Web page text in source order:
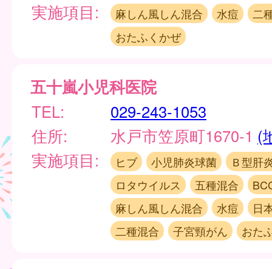
実施項目:
麻しん風しん混合 水痘
二
おたふくかぜ
五十嵐小児科医院
TEL:
029-243-1053
住所:
水戸市笠原町1670-1 (
実施項目:
ヒブ 小児肺炎球菌
Ｂ型肝
ロタウイルス
五種混合
麻しん風しん混合
水痘
日
二種混合
子宮頸がん おた